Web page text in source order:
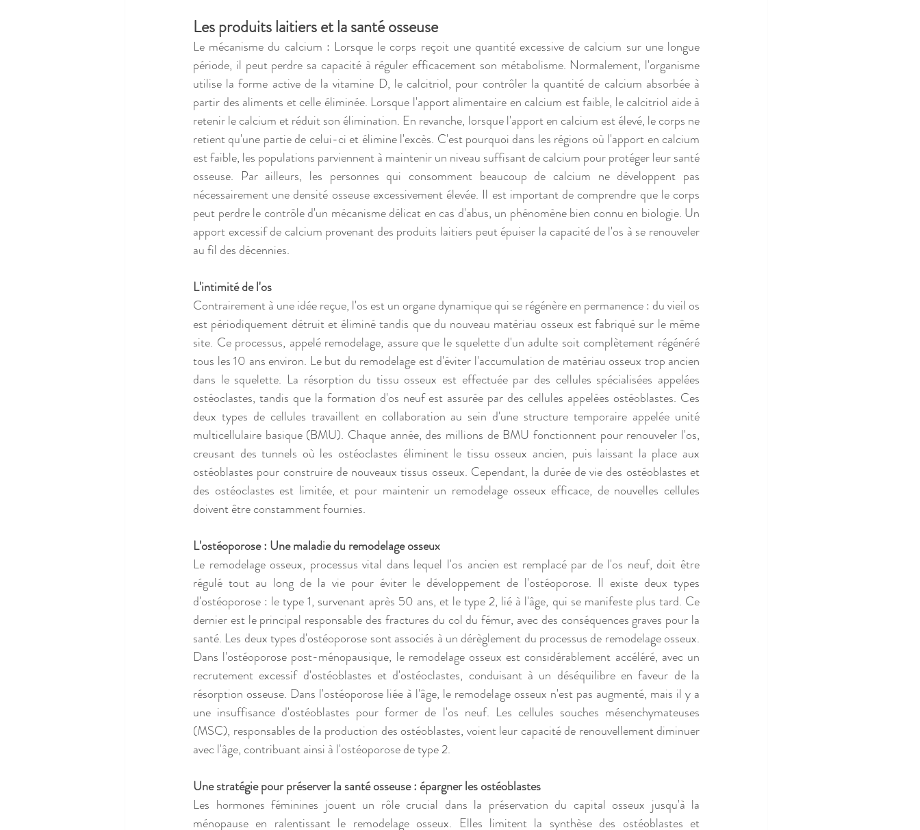
Les produits laitiers et la santé osseuse
Le mécanisme du calcium : Lorsque le corps reçoit une quantité excessive de calcium sur une longue
période, il peut perdre sa capacité à réguler efficacement son métabolisme. Normalement, l'organisme
utilise la forme active de la vitamine D, le calcitriol, pour contrôler la quantité de calcium absorbée à
partir des aliments et celle éliminée. Lorsque l'apport alimentaire en calcium est faible, le calcitriol aide à
retenir le calcium et réduit son élimination. En revanche, lorsque l'apport en calcium est élevé, le corps ne
retient qu'une partie de celui-ci et élimine l'excès. C'est pourquoi dans les régions où l'apport en calcium
est faible, les populations parviennent à maintenir un niveau suffisant de calcium pour protéger leur santé
osseuse. Par ailleurs, les personnes qui consomment beaucoup de calcium ne développent pas
nécessairement une densité osseuse excessivement élevée. Il est important de comprendre que le corps
peut perdre le contrôle d'un mécanisme délicat en cas d'abus, un phénomène bien connu en biologie. Un
apport excessif de calcium provenant des produits laitiers peut épuiser la capacité de l'os à se renouveler
au fil des décennies.
L'intimité de l'os
Contrairement à une idée reçue, l'os est un organe dynamique qui se régénère en permanence : du vieil os
est périodiquement détruit et éliminé tandis que du nouveau matériau osseux est fabriqué sur le même
site. Ce processus, appelé remodelage, assure que le squelette d'un adulte soit complètement régénéré
tous les 10 ans environ. Le but du remodelage est d'éviter l'accumulation de matériau osseux trop ancien
dans le squelette. La résorption du tissu osseux est effectuée par des cellules spécialisées appelées
ostéoclastes, tandis que la formation d'os neuf est assurée par des cellules appelées ostéoblastes. Ces
deux types de cellules travaillent en collaboration au sein d'une structure temporaire appelée unité
multicellulaire basique (BMU). Chaque année, des millions de BMU fonctionnent pour renouveler l'os,
creusant des tunnels où les ostéoclastes éliminent le tissu osseux ancien, puis laissant la place aux
ostéoblastes pour construire de nouveaux tissus osseux. Cependant, la durée de vie des ostéoblastes et
des ostéoclastes est limitée, et pour maintenir un remodelage osseux efficace, de nouvelles cellules
doivent être constamment fournies.
L'ostéoporose : Une maladie du remodelage osseux
Le remodelage osseux, processus vital dans lequel l'os ancien est remplacé par de l'os neuf, doit être
régulé tout au long de la vie pour éviter le développement de l'ostéoporose. Il existe deux types
d'ostéoporose : le type 1, survenant après 50 ans, et le type 2, lié à l'âge, qui se manifeste plus tard. Ce
dernier est le principal responsable des fractures du col du fémur, avec des conséquences graves pour la
santé. Les deux types d'ostéoporose sont associés à un dérèglement du processus de remodelage osseux.
Dans l'ostéoporose post-ménopausique, le remodelage osseux est considérablement accéléré, avec un
recrutement excessif d'ostéoblastes et d'ostéoclastes, conduisant à un déséquilibre en faveur de la
résorption osseuse. Dans l'ostéoporose liée à l'âge, le remodelage osseux n'est pas augmenté, mais il y a
une insuffisance d'ostéoblastes pour former de l'os neuf. Les cellules souches mésenchymateuses
(MSC), responsables de la production des ostéoblastes, voient leur capacité de renouvellement diminuer
avec l'âge, contribuant ainsi à l'ostéoporose de type 2.
Une stratégie pour préserver la santé osseuse : épargner les ostéoblastes
Les hormones féminines jouent un rôle crucial dans la préservation du capital osseux jusqu'à la
ménopause en ralentissant le remodelage osseux. Elles limitent la synthèse des ostéoblastes et